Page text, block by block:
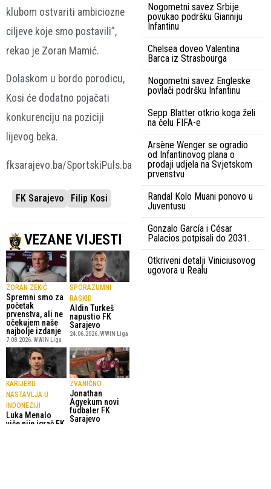
klubom ostvariti ambiciozne
ciljeve koje smo postavili”,
rekao je Zoran Mamić.
Dolaskom u bordo porodicu,
Kosi će dodatno pojačati
konkurenciju na poziciji
lijevog beka.
fksarajevo.ba/SportskiPuls.ba
FK Sarajevo Filip Kosi
VEZANE VIJESTI
ZORAN ZEKIĆ
Spremni smo za
početak
prvenstva, ali ne
očekujem naše
najbolje izdanje
7.08.2026. WWIN Liga
SPORAZUMNI
RASKID
Aldin Turkeš
napustio FK
Sarajevo
24.06.2026. WWIN Liga
KARIJERU
NASTAVLJA U
INDONEZIJI
Luka Menalo
više nije igrač FK
ZVANIČNO
Jonathan
Agyekum novi
fudbaler FK
Sarajevo
Nogometni savez Srbije
povukao podršku Gianniju
Infantinu
Chelsea doveo Valentina
Barca iz Strasbourga
Nogometni savez Engleske
povlači podršku Infantinu
Sepp Blatter otkrio koga želi
na čelu FIFA-e
Arsène Wenger se ogradio
od Infantinovog plana o
prodaji udjela na Svjetskom
prvenstvu
Randal Kolo Muani ponovo u
Juventusu
Gonzalo García i César
Palacios potpisali do 2031.
Otkriveni detalji Viniciusovog
ugovora u Realu